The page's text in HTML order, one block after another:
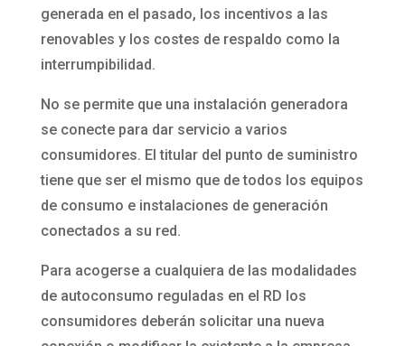
generada en el pasado, los incentivos a las
renovables y los costes de respaldo como la
interrumpibilidad.
No se permite que una instalación generadora
se conecte para dar servicio a varios
consumidores. El titular del punto de suministro
tiene que ser el mismo que de todos los equipos
de consumo e instalaciones de generación
conectados a su red.
Para acogerse a cualquiera de las modalidades
de autoconsumo reguladas en el RD los
consumidores deberán solicitar una nueva